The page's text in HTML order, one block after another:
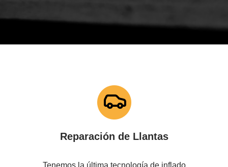
Reparación de Llantas
Tenemos la última tecnología de inflado